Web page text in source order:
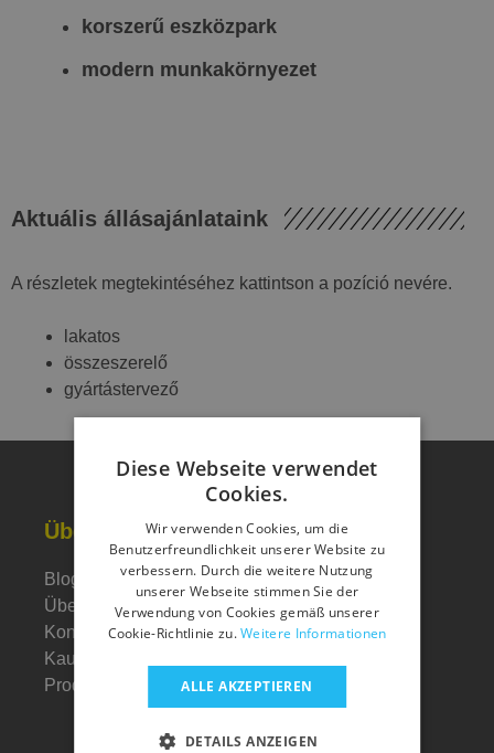
korszerű eszközpark
modern munkakörnyezet
Aktuális állásajánlataink
A részletek megtekintéséhez kattintson a pozíció nevére.
lakatos
összeszerelő
gyártástervező
Über uns
Blog
Über uns
Kontakt
Kauf
Produktionstechnoligie
Diese Webseite verwendet
Cookies.
Wir verwenden Cookies, um die
Benutzerfreundlichkeit unserer Website zu
verbessern. Durch die weitere Nutzung
unserer Webseite stimmen Sie der
Verwendung von Cookies gemäß unserer
Cookie-Richtlinie zu.Weitere Informationen
ALLE AKZEPTIEREN
DETAILS ANZEIGEN